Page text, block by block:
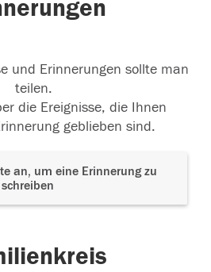
und Erinnerungen sollte man
teilen.
die Ereignisse, die Ihnen
geblieben sind.
an, um eine Erinnerung zu
schreiben